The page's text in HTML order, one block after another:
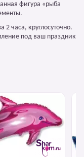
фигура «рыба
часа, круглосуточно.
под ваш праздник